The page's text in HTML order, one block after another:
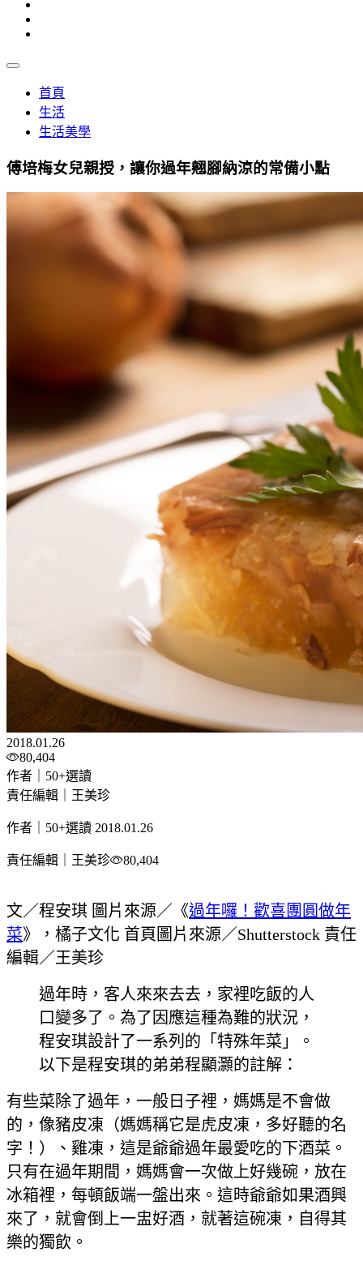
首頁
生活
生活美學
傅培梅女兒親授，讓你過年翹腳納涼的常備小點
2018.01.26
80,404
作者｜50+選讀
責任編輯｜王美珍
作者｜50+選讀 2018.01.26
責任編輯｜王美珍 80,404
文／程安琪 圖片來源／《過年囉！歡喜團圓做年
菜》，橘子文化 首頁圖片來源／Shutterstock 責任
編輯／王美珍
過年時，客人來來去去，家裡吃飯的人
口變多了。為了因應這種為難的狀況，
程安琪設計了一系列的「特殊年菜」。
以下是程安琪的弟弟程顯灝的註解：
有些菜除了過年，一般日子裡，媽媽是不會做
的，像豬皮凍（媽媽稱它是虎皮凍，多好聽的名
字！）、雞凍，這是爺爺過年最愛吃的下酒菜。
只有在過年期間，媽媽會一次做上好幾碗，放在
冰箱裡，每頓飯端一盤出來。這時爺爺如果酒興
來了，就會倒上一盅好酒，就著這碗凍，自得其
樂的獨飲。